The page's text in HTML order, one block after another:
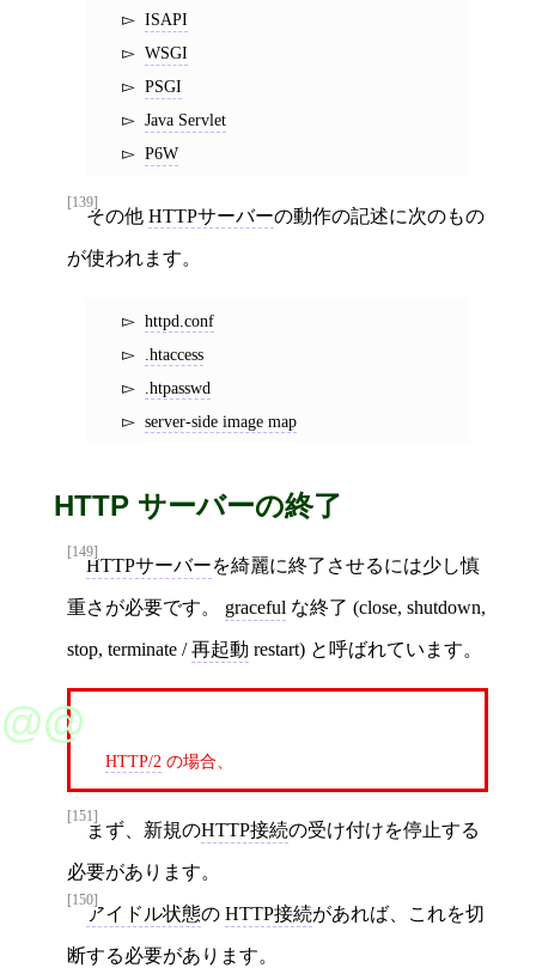
ISAPI
WSGI
PSGI
Java Servlet
P6W
[139]
その他 HTTPサーバーの動作の記述に次のもの
が使われます。
httpd.conf
.htaccess
.htpasswd
server-side image map
HTTP サーバーの終了
[149]
HTTPサーバーを綺麗に終了させるには少し慎
重さが必要です。 graceful な終了 (close, shutdown,
stop, terminate /再起動 restart) と呼ばれています。
HTTP/2 の場合、
[151]
まず、新規のHTTP接続の受け付けを停止する
必要があります。
[150]
アイドル状態の HTTP接続があれば、これを切
断する必要があります。